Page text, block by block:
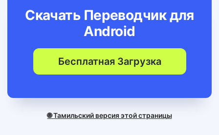
Скачать Переводчик для
Android
Бесплатная Загрузка